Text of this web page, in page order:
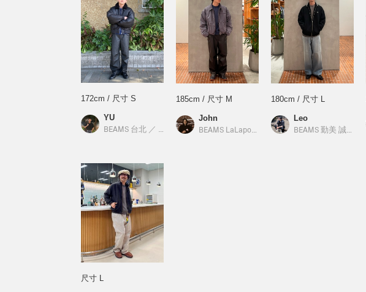
172cm / 尺寸 S
YU
BEAMS 台北 ／ BEAMS
185cm / 尺寸 M
John
BEAMS LaLaport台中 ／BEAMS
180cm / 尺寸 L
Leo
BEAMS 勤美 誠品綠園道
尺寸 L